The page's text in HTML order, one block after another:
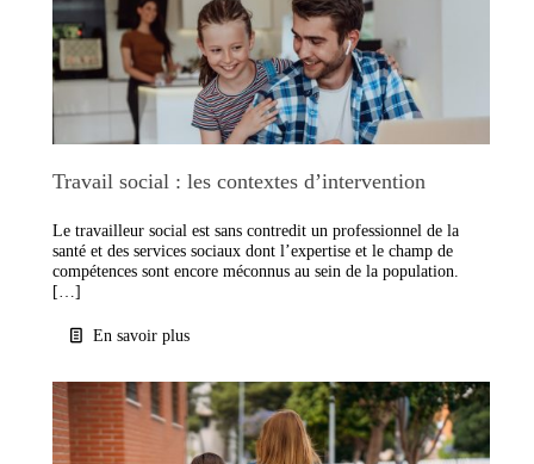
Travail social : les contextes d’intervention
Le travailleur social est sans contredit un professionnel de la
santé et des services sociaux dont l’expertise et le champ de
compétences sont encore méconnus au sein de la population.
[…]
En savoir plus